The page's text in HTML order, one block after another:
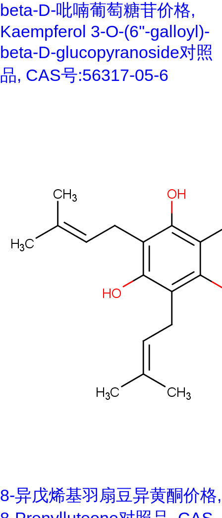
beta-D-吡喃葡萄糖苷价格,
Kaempferol 3-O-(6''-galloyl)-
beta-D-glucopyranoside对照
品, CAS号:56317-05-6
8-异戊烯基羽扇豆异黄酮价格,